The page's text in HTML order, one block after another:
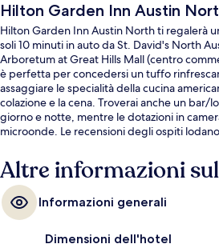
Hilton Garden Inn Austin
Hilton Garden Inn Austin North ti regalerà
soli 10 minuti in auto da St. David's North
Arboretum at Great Hills Mall (centro
è perfetta per concedersi un tuffo
assaggiare le specialità della cucina
colazione e la cena. Troverai anche un bar/
giorno e notte, mentre le dotazioni in
microonde. Le recensioni degli ospiti
Altre informazioni
Informazioni generali
Dimensioni dell'hotel